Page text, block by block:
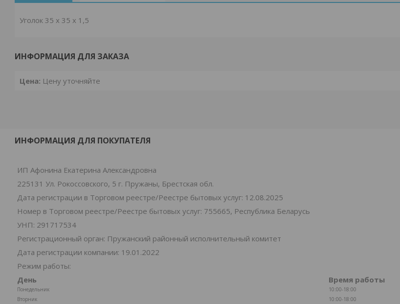
Уголок 35 x 35 x 1,5
ИНФОРМАЦИЯ ДЛЯ ЗАКАЗА
Цена: Цену уточняйте
ИНФОРМАЦИЯ ДЛЯ ПОКУПАТЕЛЯ
ИП Афонина Екатерина Александровна
225131 Ул. Рокоссовского, 5 г. Пружаны, Брестская обл.
Дата регистрации в Торговом реестре/Реестре бытовых услуг: 12.08.2025
Номер в Торговом реестре/Реестре бытовых услуг: 755665, Республика Беларусь
УНП: 291717534
Регистрационный орган: Пружанский районный исполнительный комитет
Дата регистрации компании: 19.01.2022
Режим работы:
День
Время работы
Понедельник
10:00-18:00
Вторник
10:00-18:00